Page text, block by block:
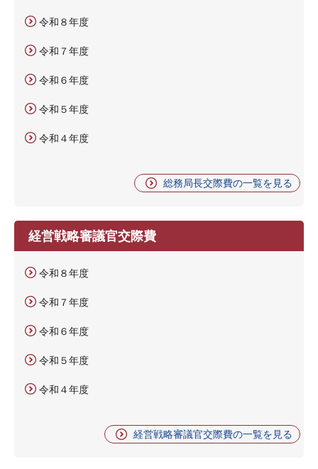
令和８年度
令和７年度
令和６年度
令和５年度
令和４年度
総務局長交際費の一覧を見る
経営戦略審議官交際費
令和８年度
令和７年度
令和６年度
令和５年度
令和４年度
経営戦略審議官交際費の一覧を見る